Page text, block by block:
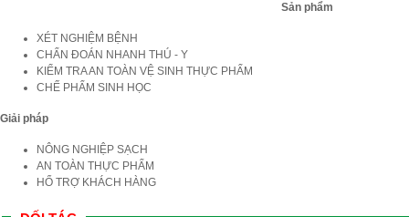
Sản phẩm
XÉT NGHIỆM BỆNH
CHẨN ĐOÁN NHANH THÚ - Y
KIỂM TRA AN TOÀN VỆ SINH THỰC PHẨM
CHẾ PHẨM SINH HỌC
Giải pháp
NÔNG NGHIỆP SẠCH
AN TOÀN THỰC PHẨM
HỔ TRỢ KHÁCH HÀNG